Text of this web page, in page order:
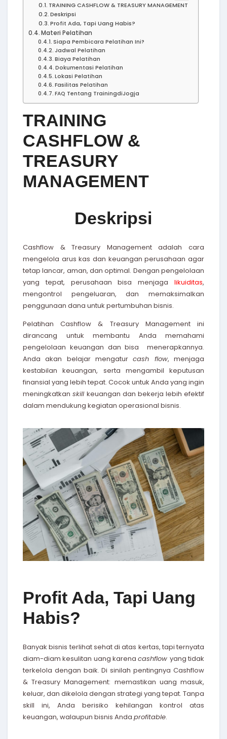
TRAINING CASHFLOW & TREASURY MANAGEMENT
Deskripsi
Profit Ada, Tapi Uang Habis?
Materi Pelatihan
Siapa Pembicara Pelatihan Ini?
Jadwal Pelatihan
Biaya Pelatihan
Dokumentasi Pelatihan
Lokasi Pelatihan
Fasilitas Pelatihan
FAQ Tentang TrainingdiJogja
TRAINING
CASHFLOW &
TREASURY
MANAGEMENT
Deskripsi
Cashflow & Treasury Management adalah cara
mengelola arus kas dan keuangan perusahaan agar
tetap lancar, aman, dan optimal. Dengan pengelolaan
yang tepat, perusahaan bisa menjaga likuiditas,
mengontrol pengeluaran, dan memaksimalkan
penggunaan dana untuk pertumbuhan bisnis.
Pelatihan Cashflow & Treasury Managementini
dirancang untuk membantu Anda memahami
pengelolaan keuangan dan bisa menerapkannya.
Anda akan belajar mengaturcash flow, menjaga
kestabilan keuangan, serta mengambil keputusan
finansial yang lebih tepat. Cocok untuk Anda yang ingin
meningkatkan skill keuangan dan bekerja lebih efektif
dalam mendukung kegiatan operasional bisnis.
Profit Ada, Tapi Uang
Habis?
Banyak bisnis terlihat sehat di atas kertas, tapi ternyata
diam-diam kesulitan uang karenacashflow yang tidak
terkelola dengan baik. Di sinilah pentingnya Cashflow
& Treasury Management: memastikan uang masuk,
keluar, dan dikelola dengan strategi yang tepat. Tanpa
skill ini, Anda berisiko kehilangan kontrol atas
keuangan, walaupun bisnis Anda profitable.